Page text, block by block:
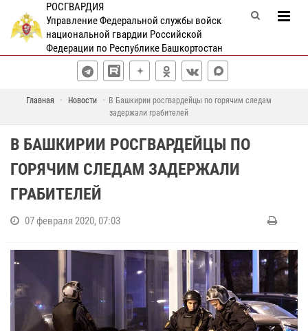
РОСГВАРДИЯ
Управление Федеральной службы войск
национальной гвардии Российской
Федерации по Республике Башкортостан
Главная Новости
В Башкирии росгвардейцы по горячим следам
задержали грабителей
В БАШКИРИИ РОСГВАРДЕЙЦЫ ПО
ГОРЯЧИМ СЛЕДАМ ЗАДЕРЖАЛИ
ГРАБИТЕЛЕЙ
07 февраля 2020, 07:03